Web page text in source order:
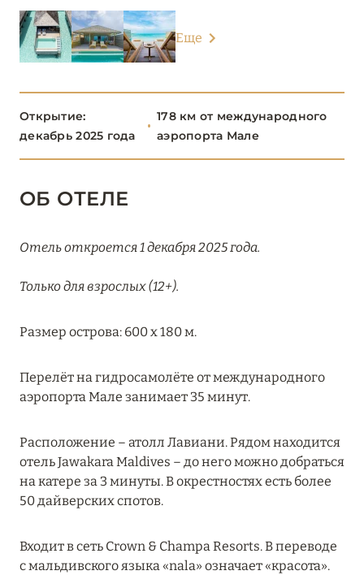
Le Méridien Maldives Resort & Spa
Meyyafushi Maldives
Six Senses Kanuhura
ТАА
ХАА-АЛИФ 6
ШАВИЙАНИ
ЮЖНЫЙ АРИ 8
Еще
Открытие:
декабрь 2025 года
178 км от международного
аэропорта Мале
ОБ ОТЕЛЕ
Отель откроется 1 декабря 2025 года.
Только для взрослых (12+).
Размер острова: 600 x 180 м.
Перелёт на гидросамолёте от международного
аэропорта Мале занимает 35 минут.
Расположение – атолл Лавиани. Рядом находится
отель Jawakara Maldives – до него можно добраться
на катере за 3 минуты. В окрестностях есть более
50 дайверских спотов.
Входит в сеть Crown & Champa Resorts. В переводе
с мальдивского языка «nala» означает «красота».